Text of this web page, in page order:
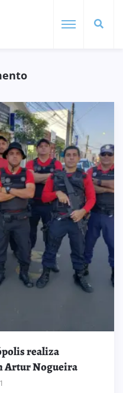
realiza
Artur Nogueira